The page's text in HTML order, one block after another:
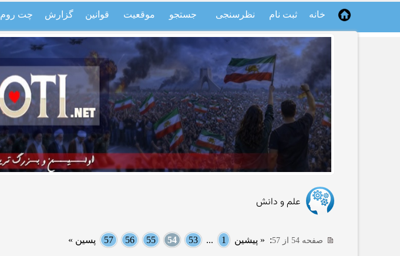
خانه ثبت نام نظرسنجی جستجو موقعیت قوانین گزارش چت روم
علم و دانش
صفحه 54 از 57 : « پیشین 1
...
53
54
55
56
57 پسین »